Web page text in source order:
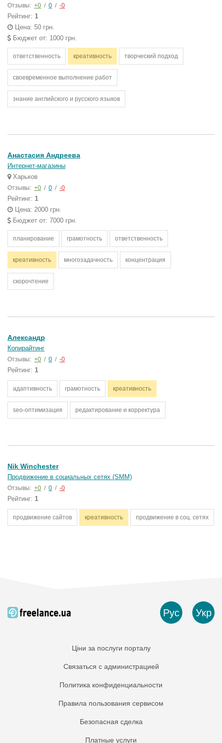
Отзывы: +0 / 0 / -0
Рейтинг: 1
Цена: 50 грн.
Бюджет от: 1000 грн.
ответственность креативность творческий подход
своевременное выполнение работ
знание английского и русского языков
Анастасия Андреева
Интернет-магазины
Харьков
Отзывы: +0 / 0 / -0
Рейтинг: 1
Цена: 2000 грн.
Бюджет от: 7000 грн.
планирование грамотность ответственность
креативность многозадачность концентрация
скорочтение
Александр
Копирайтинг
Отзывы: +0 / 0 / -0
Рейтинг: 1
адаптивность грамотность креативность
seo-оптимизация редактирование и корректура
Nik Winchester
Продвижение в социальных сетях (SMM)
Отзывы: +0 / 0 / -0
Рейтинг: 1
продвижение сайтов креативность продвижение в соц. сетях
Рус Укр
Ціни за послуги порталу
Связаться с администрацией
Политика конфиденциальности
Правила пользования сервисом
Безопасная сделка
Платные услуги